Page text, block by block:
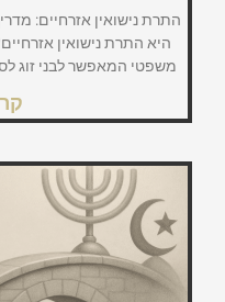
התרת נישואין אזרחיים:
היא התרת נישואין
משפטי המאפשר לבני זוג